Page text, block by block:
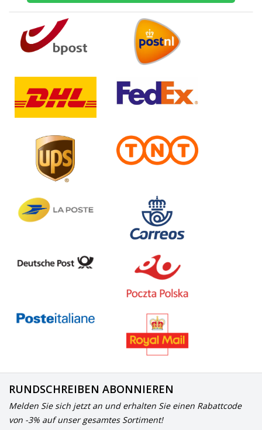
RUNDSCHREIBEN ABONNIEREN
Melden Sie sich jetzt an und erhalten Sie einen Rabattcode
von -3% auf unser gesamtes Sortiment!